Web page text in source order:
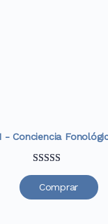
- Conciencia
Valorado
con4.88de
52
Comprar